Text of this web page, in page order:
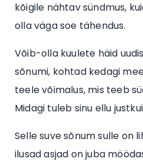
kõigile nähtav sündmus,
olla väga soe tähendus.
Võib-olla kuulete häid
sõnumi, kohtad kedagi
teele võimalus, mis teeb
Midagi tuleb sinu ellu
Selle suve sõnum sulle on
ilusad asjad on juba